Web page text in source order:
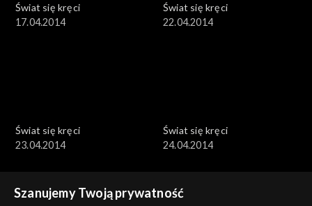
Świat się kręci
17.04.2014
Świat się kręci
22.04.2014
Świat się kręci
23.04.2014
Świat się kręci
24.04.2014
Szanujemy Twoją prywatność